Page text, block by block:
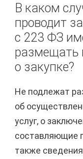
В каком
проводит
с 223 ФЗ
размещать
о закупке?
Не подлежат
об
услуг, о
составляющие
также